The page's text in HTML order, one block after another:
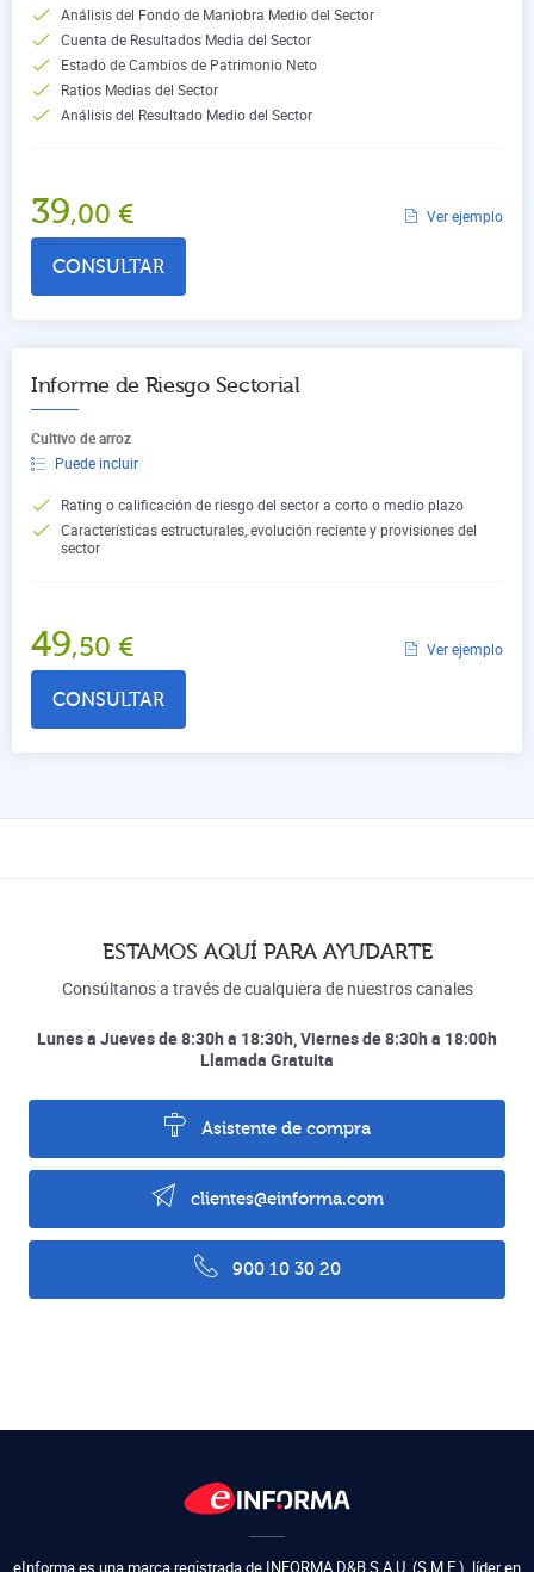
Análisis del Fondo de Maniobra Medio del Sector
Cuenta de Resultados Media del Sector
Estado de Cambios de Patrimonio Neto
Ratios Medias del Sector
Análisis del Resultado Medio del Sector
39,00 € Ver ejemplo
CONSULTAR
Informe de Riesgo Sectorial
Cultivo de arroz
Puede incluir
Rating o calificación de riesgo del sector a corto o medio plazo
Características estructurales, evolución reciente y provisiones del
sector
49,50 € Ver ejemplo
CONSULTAR
ESTAMOS AQUÍ PARA AYUDARTE
Consúltanos a través de cualquiera de nuestros canales
Lunes a Jueves de 8:30h a 18:30h, Viernes de 8:30h a 18:00h
Llamada Gratuita
Asistente de compra
clientes@einforma.com
900 10 30 20
eInforma es una marca registrada de INFORMA D&B S.A.U. (S.M.E.) líder en